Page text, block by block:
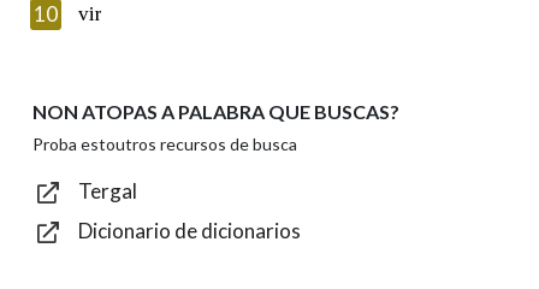
Enviar
10 vir
NON ATOPAS A PALABRA QUE BUSCAS?
Proba estoutros recursos de busca
Tergal
Dicionario de dicionarios